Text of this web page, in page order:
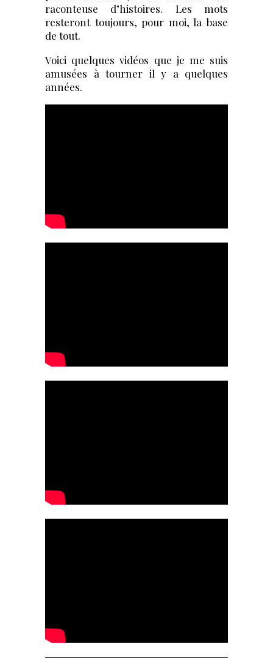
raconteuse d’histoires. Les mots
resteront toujours, pour moi, la base
de tout.
Voici quelques vidéos que je me suis
amusées à tourner il y a quelques
années.